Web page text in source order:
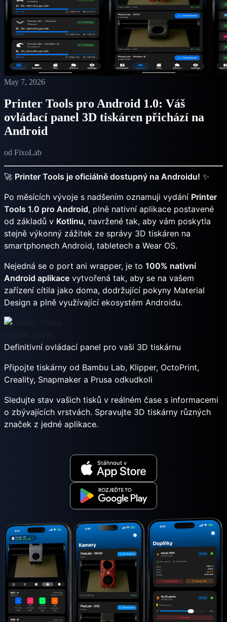
May 7, 2026
Printer Tools pro Android 1.0: Váš
ovládací panel 3D tiskáren přichází na
Android
od FixoLab
🚀 Printer Tools je oficiálně dostupný na Androidu! ✨
Po měsících vývoje s nadšením oznamuji vydání Printer
Tools 1.0 pro Android, plně nativní aplikace postavené
od základů v Kotlinu, navržené tak, aby vám poskytla
stejně výkonný zážitek ze správy 3D tiskáren na
smartphonech Android, tabletech a Wear OS.
Nejedná se o port ani wrapper, je to 100% nativní
Android aplikace vytvořená tak, aby se na vašem
zařízení cítila jako doma, dodržující pokyny Material
Design a plně využívající ekosystém Androidu.
Definitivní ovládací panel pro vaši 3D tiskárnu
Připojte tiskárny od Bambu Lab, Klipper, OctoPrint,
Creality, Snapmaker a Prusa odkudkoli
Sledujte stav vašich tisků v reálném čase s informacemi
o zbývajících vrstvách. Spravujte 3D tiskárny různých
značek z jedné aplikace.